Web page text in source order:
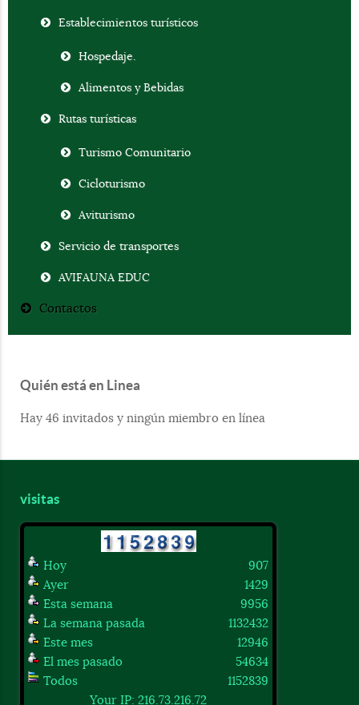
Establecimientos turísticos
Hospedaje.
Alimentos y Bebidas
Rutas turísticas
Turismo Comunitario
Cicloturismo
Aviturismo
Servicio de transportes
AVIFAUNA EDUC
Contactos
Quién está en Linea
Hay 46 invitados y ningún miembro en línea
visitas
Hoy
Ayer
Esta semana
La semana pasada
Este mes
El mes pasado
Todos
907
1429
9956
1132432
12946
54634
1152839
Your IP: 216.73.216.72